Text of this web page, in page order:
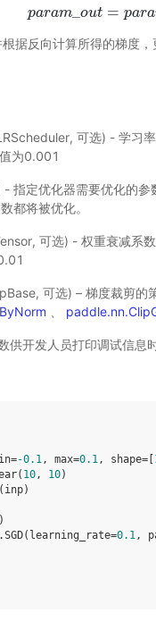
param _out = para
据反向计算所得的梯度
可选) - 学习
为0.001
- 指定优化器需要优化的
都将被优化。
可选) - 权重衰减系
可选) – 梯度裁剪的
开发人员打印调试信息
=-0.1 , max=0.1 , shape= [
( 10 , 10)
( inp)
)
.SGD( learning_rate=0.1 ,